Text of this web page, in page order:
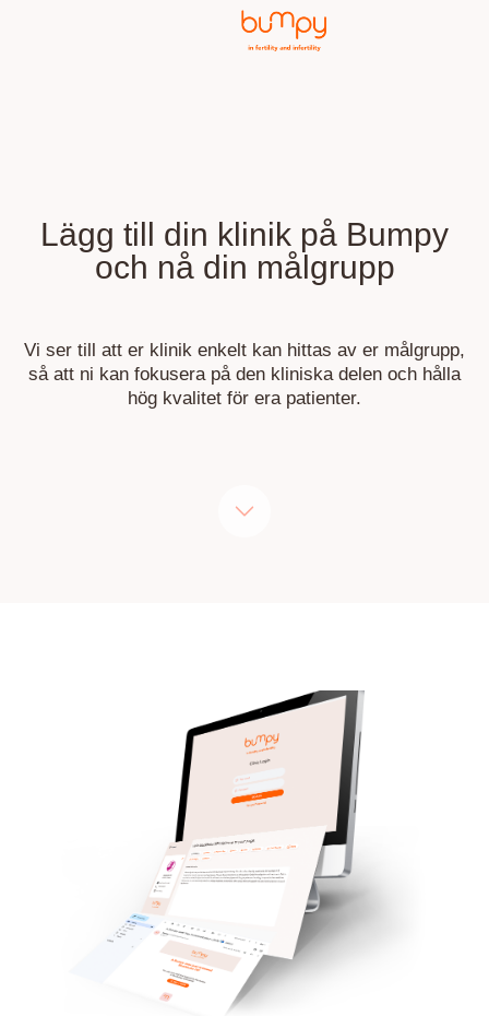
Lägg till din klinik på Bumpy
och nå din målgrupp
Vi ser till att er klinik enkelt kan hittas av er målgrupp,
så att ni kan fokusera på den kliniska delen och hålla
hög kvalitet för era patienter.